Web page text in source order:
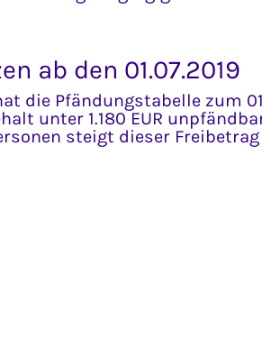
ab den 01.07.2019
die Pfändungstabelle zum
unter 1.180 EUR
steigt dieser